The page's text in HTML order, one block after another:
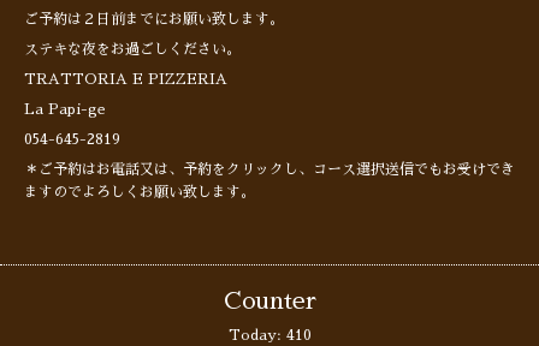
ご予約は２日前までにお願い致します。
ステキな夜をお過ごしください。
TRATTORIA E PIZZERIA
La Papi-ge
054-645-2819
＊ご予約はお電話又は、予約をクリックし、コース選択送信でもお受けでき
ますのでよろしくお願い致します。
Counter
Today: 410